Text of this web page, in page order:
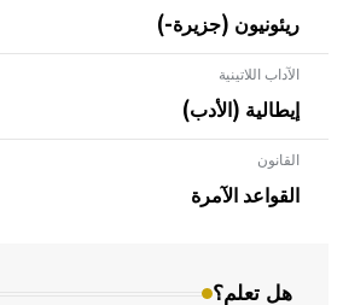
ريئونيون (جزيرة-)
الآداب اللاتينية
إيطالية (الأدب)
القانون
القواعد الآمرة
هل تعلم؟
- هل تعلم أن الأبلق نوع من الفنون
بالعمارة الإسلامية في بلاد الشام
المعمار على بناء مداميكه وخاصة في